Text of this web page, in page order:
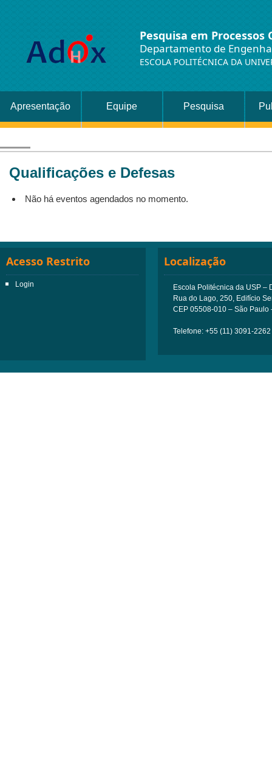
Pesquisa em Processos
Departamento de
ESCOLA POLITÉCNICA DA
Apresentação Equipe Pesquisa
Qualificações e Defesas
Não há eventos agendados no momento.
Acesso Restrito
Login
Localização
Escola Politécnica da USP –
Rua do Lago, 250, Edifício
CEP 05508-010 – São Paulo
Telefone: +55 (11) 3091-2262